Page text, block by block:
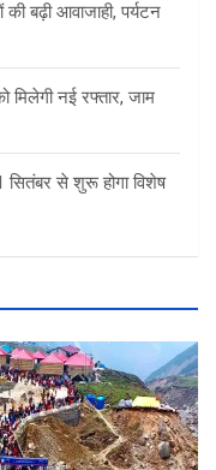
बढ़ी आवाजाही, पर्यटन
मिलेगी नई रफ्तार, जाम
से शुरू होगा विशेष